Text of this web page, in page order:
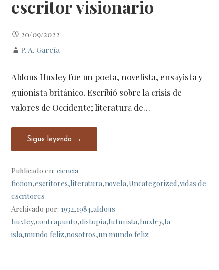
escritor visionario
20/09/2022
P. A. García
Aldous Huxley fue un poeta, novelista, ensayista y
guionista británico. Escribió sobre la crisis de
valores de Occidente; literatura de…
Sigue leyendo →
Publicado en:ciencia
ficcion,escritores,literatura,novela,Uncategorized,vidas de
escritores
Archivado por: 1932,1984,aldous
huxley,contrapunto,distopía,futurista,huxley,la
isla,mundo feliz,nosotros,un mundo feliz